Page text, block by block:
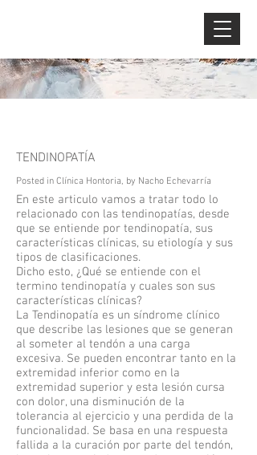
TENDINOPATÍA
Posted in Clínica Hontoria, by Nacho Echevarría
En este articulo vamos a tratar todo lo
relacionado con las tendinopatías, desde
que se entiende por tendinopatía, sus
características clínicas, su etiología y sus
tipos de clasificaciones.
Dicho esto, ¿Qué se entiende con el
termino tendinopatía y cuales son sus
características clínicas?
La Tendinopatía es un síndrome clínico
que describe las lesiones que se generan
al someter al tendón a una carga
excesiva. Se pueden encontrar tanto en la
extremidad inferior como en la
extremidad superior y esta lesión cursa
con dolor, una disminución de la
tolerancia al ejercicio y una perdida de la
funcionalidad. Se basa en una respuesta
fallida a la curación por parte del tendón,